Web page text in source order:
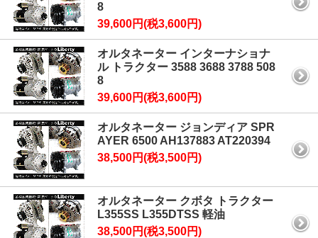
8
39,600円(税3,600円)
オルタネーター インターナショナ
ル トラクター 3588 3688 3788 508
8
39,600円(税3,600円)
オルタネーター ジョンディア SPR
AYER 6500 AH137883 AT220394
38,500円(税3,500円)
オルタネーター クボタ トラクター
L355SS L355DTSS 軽油
38,500円(税3,500円)